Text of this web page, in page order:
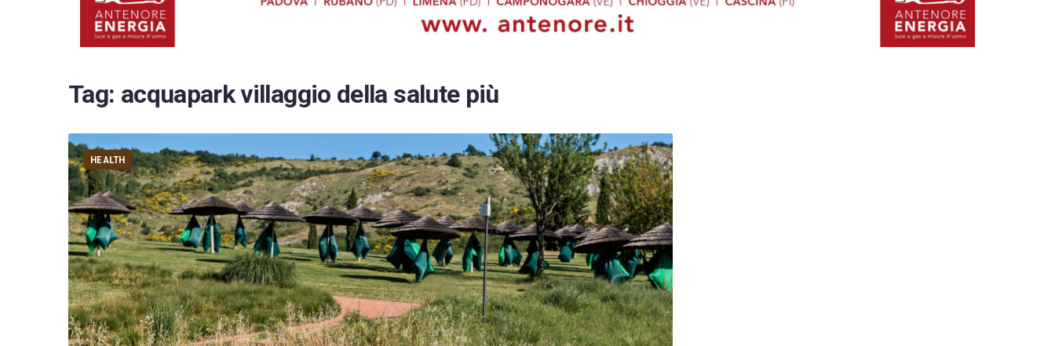
Tag: acquapark villaggio della salute più
HEALTH